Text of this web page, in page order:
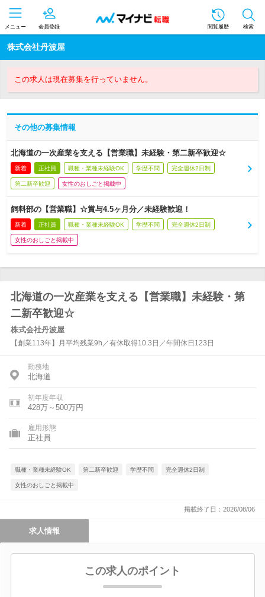
メニュー 会員登録 閲覧履歴 検索
株式会社丹波屋
この求人は現在募集を行っていません。
その他の募集情報
北海道の一次産業を支える【営業職】未経験・第二新卒歓迎☆
新着 正社員 職種・業種未経験OK 学歴不問 完全週休2日制
第二新卒歓迎 女性のおしごと掲載中
飼料部の【営業職】☆賞与4.5ヶ月分／未経験歓迎！
新着 正社員 職種・業種未経験OK 学歴不問 完全週休2日制
女性のおしごと掲載中
北海道の一次産業を支える【営業職】未経験・第
二新卒歓迎☆
株式会社丹波屋
【創業113年】月平均残業9h／有休取得10.3日／年間休日123日
勤務地
北海道
初年度年収
428万～500万円
雇用形態
正社員
職種・業種未経験OK 第二新卒歓迎 学歴不問 完全週休2日制
女性のおしごと掲載中
掲載終了日：2026/08/06
求人情報
この求人のポイント